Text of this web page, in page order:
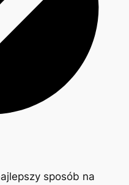
sposób na